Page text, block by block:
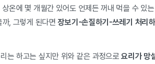
온에 몇 개월간 있어도 언제든 꺼내 먹을 수 있
까, 그렇게 된다면장보기-손질하기-쓰레기 처리
는 하고는 싶지만 위와 같은 과정으로요리가 망